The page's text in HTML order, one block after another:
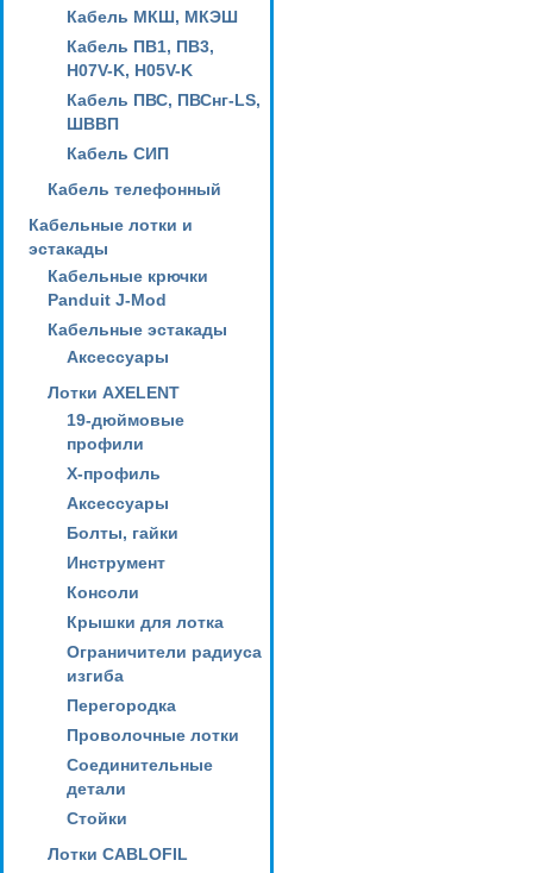
Кабель МКШ, МКЭШ
Кабель ПВ1, ПВ3,
H07V-K, H05V-K
Кабель ПВС, ПВСнг-LS,
ШВВП
Кабель СИП
Кабель телефонный
Кабельные лотки и
эстакады
Кабельные крючки
Panduit J-Mod
Кабельные эстакады
Аксессуары
Лотки AXELENT
19-дюймовые
профили
X-профиль
Аксессуары
Болты, гайки
Инструмент
Консоли
Крышки для лотка
Ограничители радиуса
изгиба
Перегородка
Проволочные лотки
Соединительные
детали
Стойки
Лотки CABLOFIL